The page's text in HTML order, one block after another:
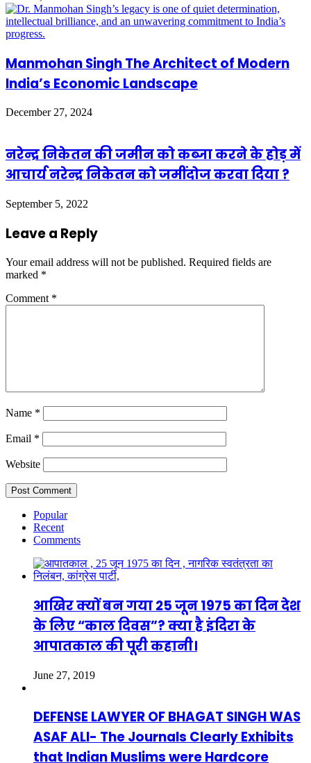
Manmohan Singh The Architect of Modern
India’s Economic Landscape
December 27, 2024
नरेन्द्र निकेतन की जमीन को कब्जा करने के होड़ में
आचार्य नरेन्द्र निकेतन को जमींदोज करवा दिया ?
September 5, 2022
Leave a Reply
Your email address will not be published. Required fields are
marked *
Comment *
Name *
Email *
Website
Popular
Recent
Comments
आखिर क्यों बन गया 25 जून 1975 का दिन देश
के लिए “काल दिवस”? क्या है इंदिरा के
आपातकाल की पूरी कहानी।
June 27, 2019
DEFENSE LAWYER OF BHAGAT SINGH WAS
ASAF ALI- The Journals Clearly Exhibits
that Indian Muslims were Hardcore